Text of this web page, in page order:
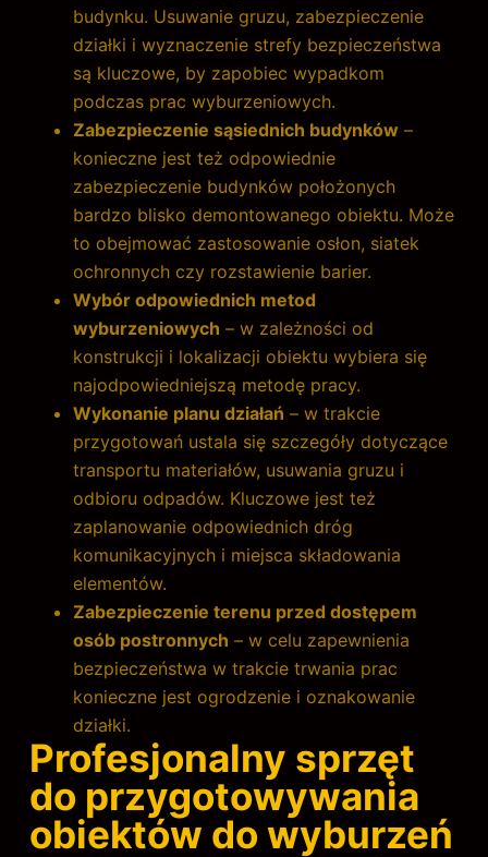
budynku. Usuwanie gruzu, zabezpieczenie
działki i wyznaczenie strefy bezpieczeństwa
są kluczowe, by zapobiec wypadkom
podczas prac wyburzeniowych.
Zabezpieczenie sąsiednich budynków –
konieczne jest też odpowiednie
zabezpieczenie budynków położonych
bardzo blisko demontowanego obiektu. Może
to obejmować zastosowanie osłon, siatek
ochronnych czy rozstawienie barier.
Wybór odpowiednich metod
wyburzeniowych – w zależności od
konstrukcji i lokalizacji obiektu wybiera się
najodpowiedniejszą metodę pracy.
Wykonanie planu działań – w trakcie
przygotowań ustala się szczegóły dotyczące
transportu materiałów, usuwania gruzu i
odbioru odpadów. Kluczowe jest też
zaplanowanie odpowiednich dróg
komunikacyjnych i miejsca składowania
elementów.
Zabezpieczenie terenu przed dostępem
osób postronnych – w celu zapewnienia
bezpieczeństwa w trakcie trwania prac
konieczne jest ogrodzenie i oznakowanie
działki.
Profesjonalny sprzęt
do przygotowywania
obiektów do wyburzeń